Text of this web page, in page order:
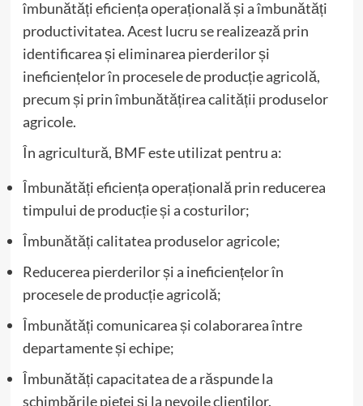
îmbunătăți eficiența operațională și a îmbunătăți
productivitatea. Acest lucru se realizează prin
identificarea și eliminarea pierderilor și
ineficiențelor în procesele de producție agricolă,
precum și prin îmbunătățirea calității produselor
agricole.
În agricultură, BMF este utilizat pentru a:
Îmbunătăți eficiența operațională prin reducerea
timpului de producție și a costurilor;
Îmbunătăți calitatea produselor agricole;
Reducerea pierderilor și a ineficiențelor în
procesele de producție agricolă;
Îmbunătăți comunicarea și colaborarea între
departamente și echipe;
Îmbunătăți capacitatea de a răspunde la
schimbările pieței și la nevoile clienților.